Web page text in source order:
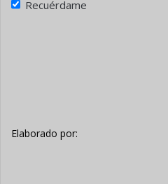
Recuérdame
Elaborado por: